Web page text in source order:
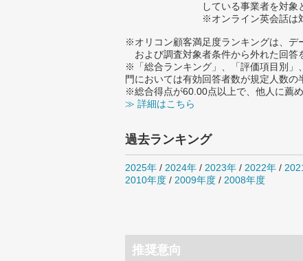
している事業者を対象
※オンライン英会話は
※オリコン顧客満足度ランキングは、デ
および調査対象者条件から外れた回答
※「総合ランキング」、「評価項目別」
門においては有効回答者数が規定人数の
※総合得点が60.00点以上で、他人に薦
≫ 詳細はこちら
過去ランキング
2025年 / 2024年 / 2023年 / 2022年 /
2010年度 / 2009年度 / 2008年度
推奨意向